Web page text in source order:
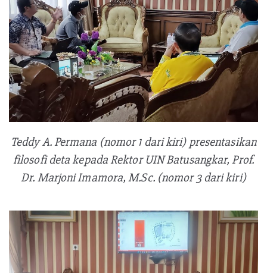
Teddy A. Permana (nomor 1 dari kiri) presentasikan
filosofi deta kepada Rektor UIN Batusangkar, Prof.
Dr. Marjoni Imamora, M.Sc. (nomor 3 dari kiri)